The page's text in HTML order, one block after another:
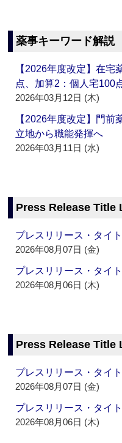
薬事キーワード解説
【2026年度改定】在
点、加算2：個人宅100
2026年03月12日 (木)
【2026年度改定】門
立地から職能発揮へ
2026年03月11日 (水)
Press Release Title
プレスリリース・タイ
2026年08月07日 (金)
プレスリリース・タイ
2026年08月06日 (木)
Press Release Title
プレスリリース・タイ
2026年08月07日 (金)
プレスリリース・タイ
2026年08月06日 (木)